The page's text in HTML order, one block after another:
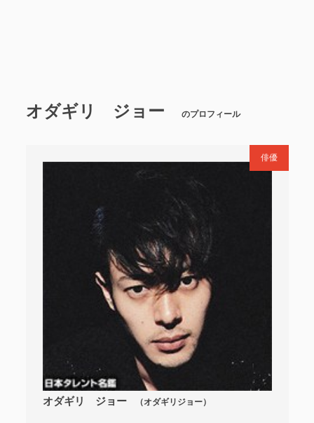
オダギリ ジョー のプロフィール
俳優
オダギリ ジョー （オダギリジョー）